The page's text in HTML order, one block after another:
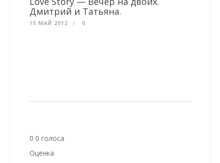
Дмитрий и Татьяна.
15 МАЙ 2012 0
0 0 голоса
Оценка